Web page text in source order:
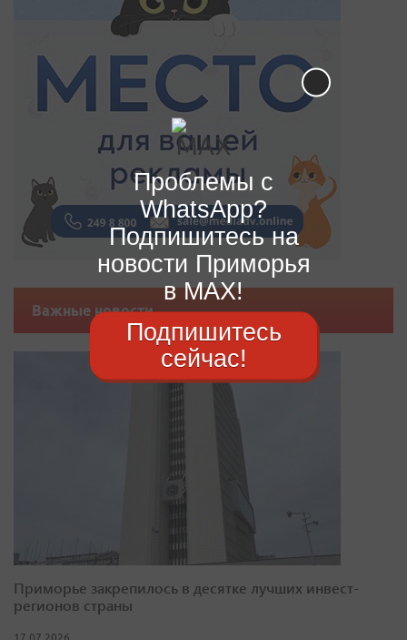
Важные новости
Приморье закрепилось в десятке лучших инвест-
регионов страны
Проблемы с
WhatsApp?
Подпишитесь на
новости Приморья
в MAX!
Подпишитесь
сейчас!